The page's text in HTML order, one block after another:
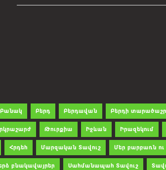
Բանակ Բերդ Բերդավան Բերդի
Թուրքիա Իջևան Իրազեկում
Հրդեհ Մարզական Տավուշ Մեր բարբառն ու
բնակավայրեր Սահմանապահ Տավուշ